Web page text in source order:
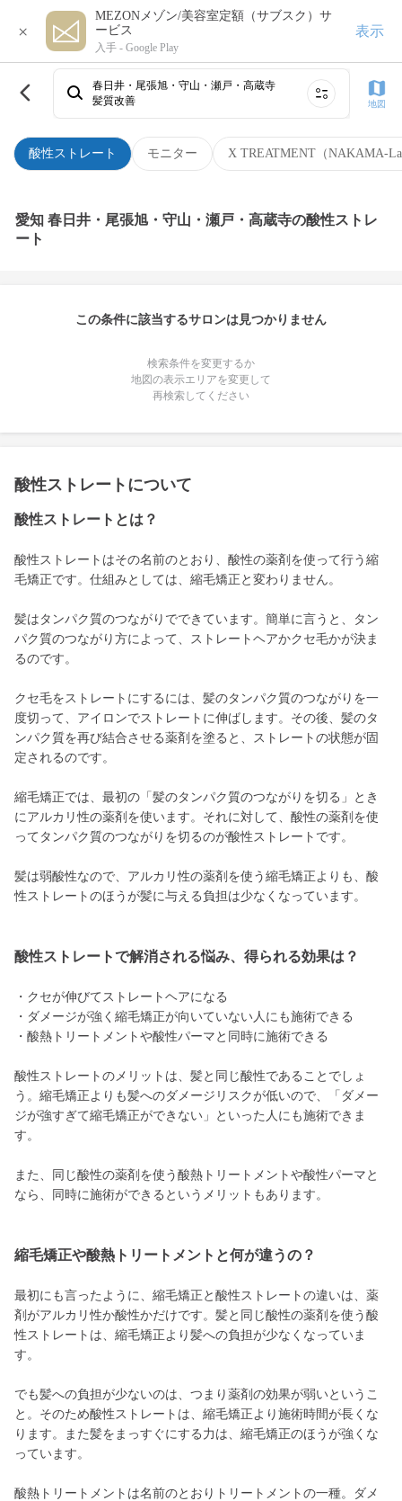
×
MEZONメゾン/美容室定額（サブスク）サ
ービス
入手 - Google Play
表示
酸性ストレート モニター X TREATMENT（NAKAMA-
春日井・尾張旭・守山・瀬戸・高蔵寺
髪質改善
地図
愛知 春日井・尾張旭・守山・瀬戸・高蔵寺の酸性ストレ
ート
この条件に該当するサロンは見つかりません
検索条件を変更するか
地図の表示エリアを変更して
再検索してください
酸性ストレートについて
酸性ストレートとは？
酸性ストレートはその名前のとおり、酸性の薬剤を使って行う縮
毛矯正です。仕組みとしては、縮毛矯正と変わりません。
髪はタンパク質のつながりでできています。簡単に言うと、タン
パク質のつながり方によって、ストレートヘアかクセ毛かが決ま
るのです。
クセ毛をストレートにするには、髪のタンパク質のつながりを一
度切って、アイロンでストレートに伸ばします。その後、髪のタ
ンパク質を再び結合させる薬剤を塗ると、ストレートの状態が固
定されるのです。
縮毛矯正では、最初の「髪のタンパク質のつながりを切る」とき
にアルカリ性の薬剤を使います。それに対して、酸性の薬剤を使
ってタンパク質のつながりを切るのが酸性ストレートです。
髪は弱酸性なので、アルカリ性の薬剤を使う縮毛矯正よりも、酸
性ストレートのほうが髪に与える負担は少なくなっています。
酸性ストレートで解消される悩み、得られる効果は？
・クセが伸びてストレートヘアになる
・ダメージが強く縮毛矯正が向いていない人にも施術できる
・酸熱トリートメントや酸性パーマと同時に施術できる
酸性ストレートのメリットは、髪と同じ酸性であることでしょ
う。縮毛矯正よりも髪へのダメージリスクが低いので、「ダメー
ジが強すぎて縮毛矯正ができない」といった人にも施術できま
す。
また、同じ酸性の薬剤を使う酸熱トリートメントや酸性パーマと
なら、同時に施術ができるというメリットもあります。
縮毛矯正や酸熱トリートメントと何が違うの？
最初にも言ったように、縮毛矯正と酸性ストレートの違いは、薬
剤がアルカリ性か酸性かだけです。髪と同じ酸性の薬剤を使う酸
性ストレートは、縮毛矯正より髪への負担が少なくなっていま
す。
でも髪への負担が少ないのは、つまり薬剤の効果が弱いというこ
と。そのため酸性ストレートは、縮毛矯正より施術時間が長くな
ります。また髪をまっすぐにする力は、縮毛矯正のほうが強くな
っています。
酸熱トリートメントは名前のとおりトリートメントの一種。ダメ